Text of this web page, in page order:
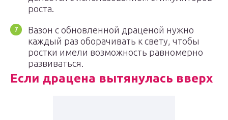
роста.
Вазон с обновленной драценой нужно
каждый раз оборачивать к свету, чтобы
ростки имели возможность равномерно
развиваться.
Если драцена вытянулась вверх